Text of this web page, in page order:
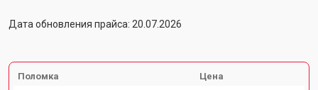
Дата обновления прайса: 20.07.2026
Поломка Цена